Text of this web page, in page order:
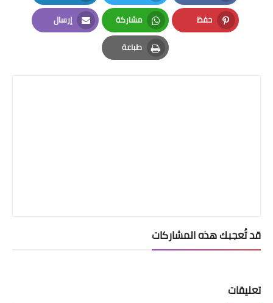
Facebook
Twitter
LinkedIn
حفظ
Pinterest
مشاركة
Whatsapp
إرسال
Email
طباعة
Print
قد تُعجبك هذه المشاركات
تعليقات